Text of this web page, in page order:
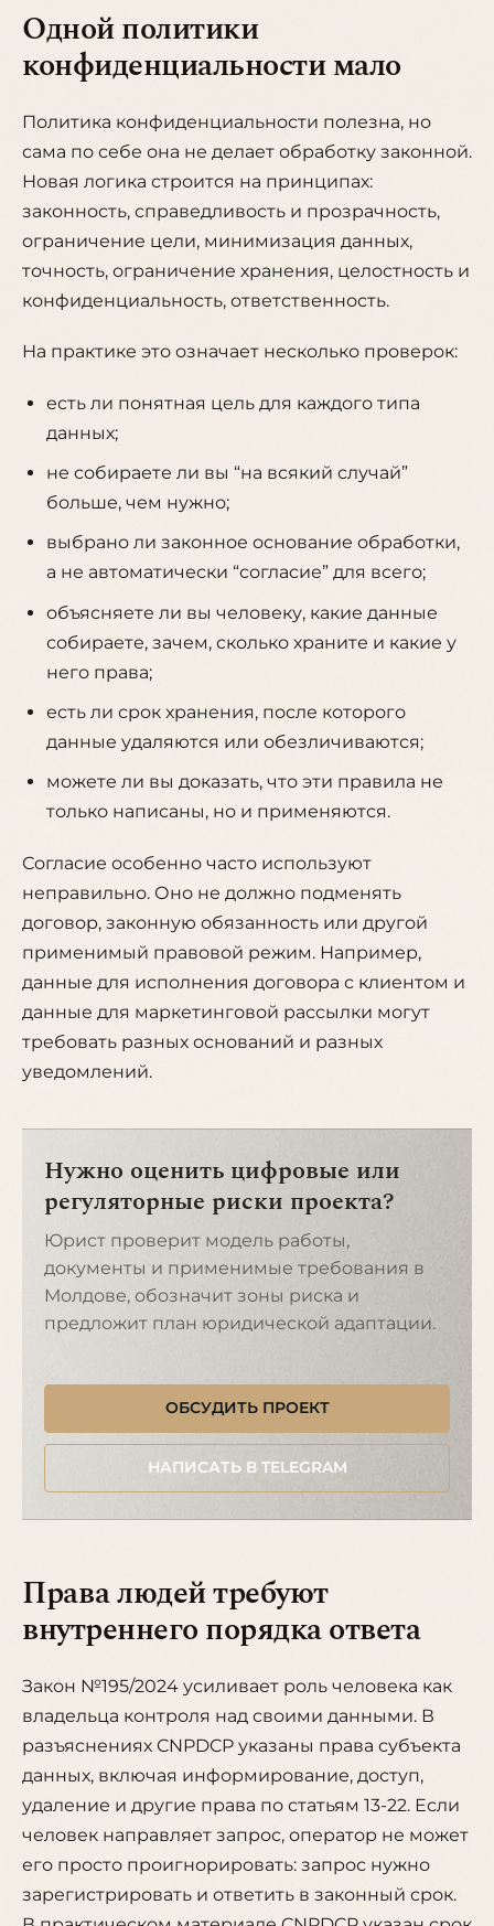
Одной политики
конфиденциальности мало
Политика конфиденциальности полезна, но
сама по себе она не делает обработку законной.
Новая логика строится на принципах:
законность, справедливость и прозрачность,
ограничение цели, минимизация данных,
точность, ограничение хранения, целостность и
конфиденциальность, ответственность.
На практике это означает несколько проверок:
есть ли понятная цель для каждого типа
данных;
не собираете ли вы “на всякий случай”
больше, чем нужно;
выбрано ли законное основание обработки,
а не автоматически “согласие” для всего;
объясняете ли вы человеку, какие данные
собираете, зачем, сколько храните и какие у
него права;
есть ли срок хранения, после которого
данные удаляются или обезличиваются;
можете ли вы доказать, что эти правила не
только написаны, но и применяются.
Согласие особенно часто используют
неправильно. Оно не должно подменять
договор, законную обязанность или другой
применимый правовой режим. Например,
данные для исполнения договора с клиентом и
данные для маркетинговой рассылки могут
требовать разных оснований и разных
уведомлений.
Нужно оценить цифровые или
регуляторные риски проекта?
Юрист проверит модель работы,
документы и применимые требования в
Молдове, обозначит зоны риска и
предложит план юридической адаптации.
ОБСУДИТЬ ПРОЕКТ
НАПИСАТЬ В TELEGRAM
Права людей требуют
внутреннего порядка ответа
Закон №195/2024 усиливает роль человека как
владельца контроля над своими данными. В
разъяснениях CNPDCP указаны права субъекта
данных, включая информирование, доступ,
удаление и другие права по статьям 13-22. Если
человек направляет запрос, оператор не может
его просто проигнорировать: запрос нужно
зарегистрировать и ответить в законный срок.